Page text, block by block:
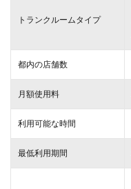
トランクルームタイプ
都内の店舗数
月額使用料
利用可能な時間
最低利用期間